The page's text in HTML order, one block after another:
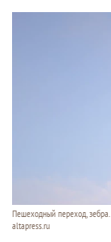
Пешеходный переход, зебра.
altapress.ru